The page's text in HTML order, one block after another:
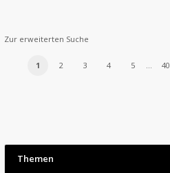
Zur erweiterten Suche
1 2 3 4 5 … 40
Themen